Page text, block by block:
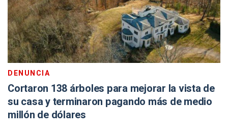
DENUNCIA
Cortaron 138 árboles para mejorar la vista de
su casa y terminaron pagando más de medio
millón de dólares